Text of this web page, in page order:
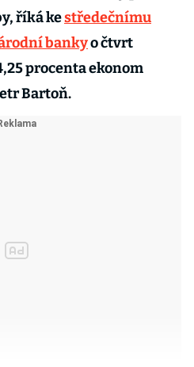
říká kestředečnímu
bankyo čtvrt
procenta ekonom
Bartoň.